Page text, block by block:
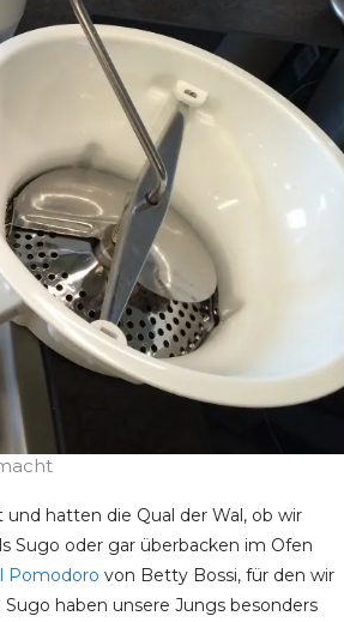
hatten die Qual der Wal, ob wir
Sugo oder gar überbacken im Ofen
Pomodoro von Betty Bossi, für den wir
haben unsere Jungs besonders